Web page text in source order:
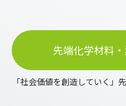
先端化学材料
「社会価値を創造していく」